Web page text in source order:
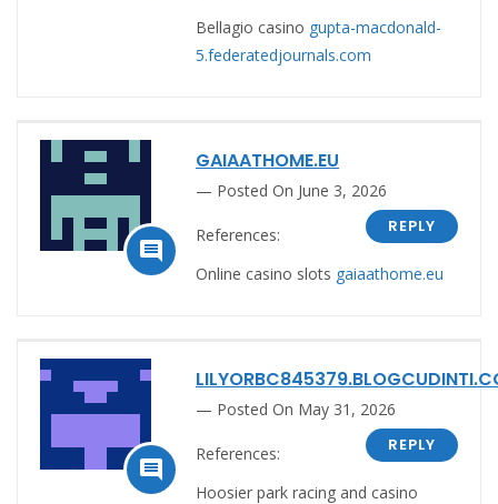
Bellagio casino gupta-macdonald-
5.federatedjournals.com

GAIAATHOME.EU
Posted On June 3, 2026
REPLY
References:
Online casino slots gaiaathome.eu

Posted On May 31, 2026
REPLY
References:
Hoosier park racing and casino